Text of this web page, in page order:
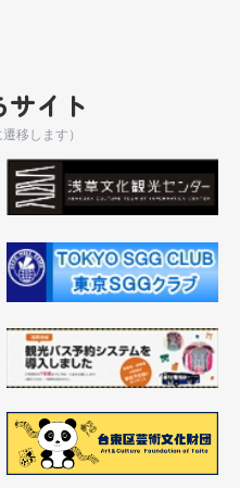
サイト
移します）